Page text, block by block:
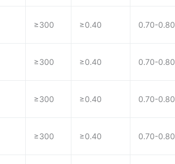
≥300 ≥0.40 0.70-0.80
≥300 ≥0.40 0.70-0.80
≥300 ≥0.40 0.70-0.80
≥300 ≥0.40 0.70-0.80